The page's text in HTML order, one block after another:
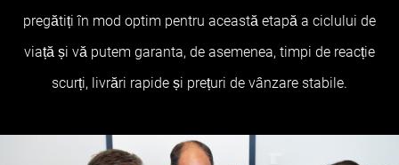
pregătiți în mod optim pentru această etapă a ciclului de
viață și vă putem garanta, de asemenea, timpi de reacție
scurți, livrări rapide și prețuri de vânzare stabile.